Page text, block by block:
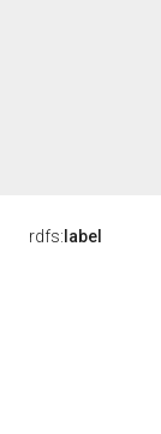
rdfs: label